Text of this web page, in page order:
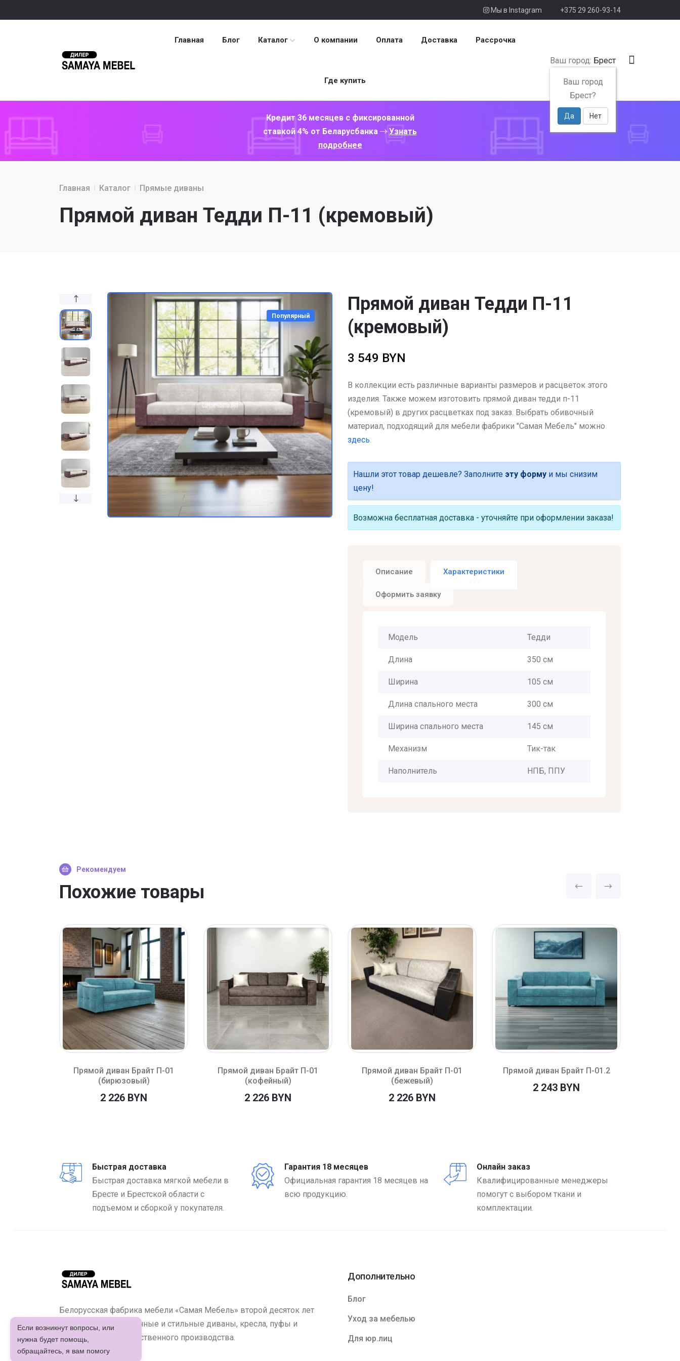
Если возникнут вопросы, или
нужна будет помощь,
обращайтесь, я вам помогу
Мы в Instagram +375 29 260-93-14
Главная Блог Каталог О компании Оплата Доставка Рассрочка
Где купить
Ваш город: Брест
Ваш город
Брест?
Да Нет
Кредит 36 месяцев с фиксированной
ставкой 4% от Беларусбанка
Узнать
подробнее
Главная Каталог Прямые диваны
Прямой диван Тедди П-11 (кремовый)
Популярный
Прямой диван Тедди П-11
(кремовый)
3 549 BYN
В коллекции есть различные варианты размеров и расцветок этого
изделия. Также можем изготовить прямой диван тедди п-11
(кремовый) в других расцветках под заказ. Выбрать обивочный
материал, подходящий для мебели фабрики "Самая Мебель" можно
здесь.
Нашли этот товар дешевле? Заполните эту форму и мы снизим
цену!
Возможна бесплатная доставка - уточняйте при оформлении заказа!
Описание Характеристики
Оформить заявку
Модель Тедди
Длина 350 см
Ширина 105 см
Длина спального места 300 см
Ширина спального места 145 см
Механизм Тик-так
Наполнитель НПБ, ППУ
Рекомендуем
Похожие товары
Прямой диван Брайт П-01
(бирюзовый)
2 226 BYN
Прямой диван Брайт П-01
(кофейный)
2 226 BYN
Прямой диван Брайт П-01
(бежевый)
2 226 BYN
Прямой диван Брайт П-01.2
2 243 BYN
Быстрая доставка
Быстрая доставка мягкой мебели в
Бресте и Брестской области с
подъемом и сборкой у покупателя.
Гарантия 18 месяцев
Официальная гарантия 18 месяцев на
всю продукцию.
Онлайн заказ
Квалифицированные менеджеры
помогут с выбором ткани и
комплектации.
Белорусская фабрика мебели «Самая Мебель» второй десяток лет
предлагает качественные и стильные диваны, кресла, пуфы и
кухонные уголки собственного производства.
Дополнительно
Блог
Уход за мебелью
Для юр.лиц